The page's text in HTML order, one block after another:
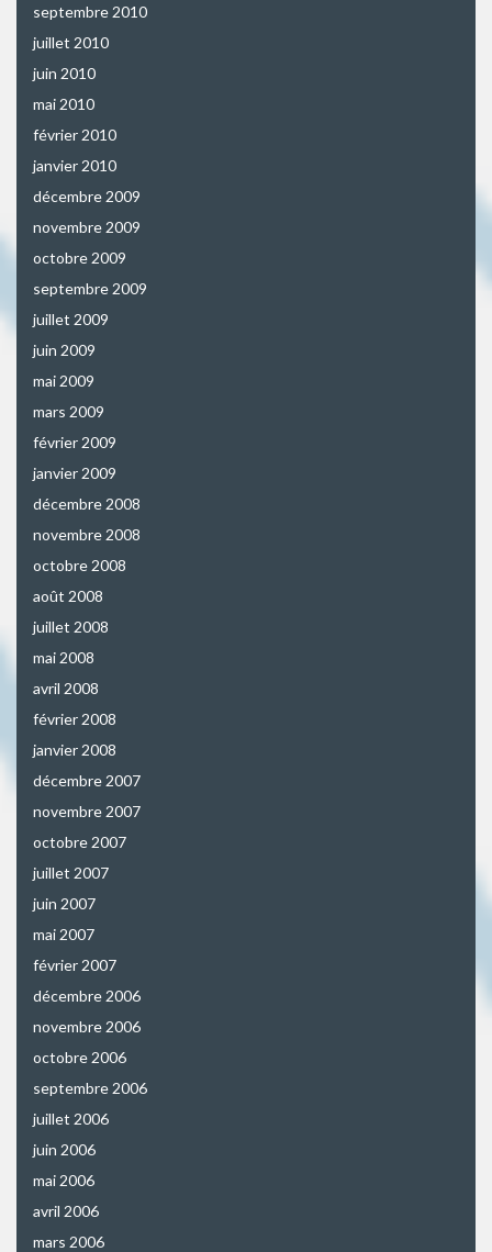
septembre 2010
juillet 2010
juin 2010
mai 2010
février 2010
janvier 2010
décembre 2009
novembre 2009
octobre 2009
septembre 2009
juillet 2009
juin 2009
mai 2009
mars 2009
février 2009
janvier 2009
décembre 2008
novembre 2008
octobre 2008
août 2008
juillet 2008
mai 2008
avril 2008
février 2008
janvier 2008
décembre 2007
novembre 2007
octobre 2007
juillet 2007
juin 2007
mai 2007
février 2007
décembre 2006
novembre 2006
octobre 2006
septembre 2006
juillet 2006
juin 2006
mai 2006
avril 2006
mars 2006